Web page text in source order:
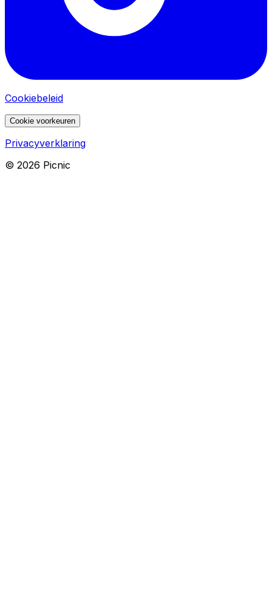
Cookiebeleid
Cookie voorkeuren
Privacyverklaring
© 2026 Picnic